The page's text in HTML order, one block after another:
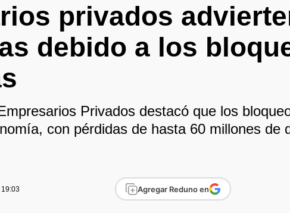
privados
debido a los
Privados destacó que los
con pérdidas de hasta 60 millones de
Agregar Reduno en